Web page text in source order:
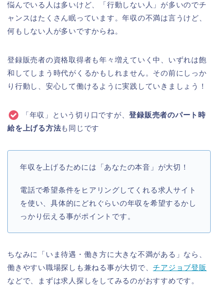
悩んでいる人は多いけど、「行動しない人」が多いのでチ
ャンスはたくさん眠っています。年収の不満は言うけど、
何もしない人が多いですからね。
登録販売者の資格取得者も年々増えていく中、いずれは飽
和してしまう時代がくるかもしれません。その前にしっか
り行動し、安心して働けるように実践していきましょう！
「年収」という切り口ですが、登録販売者のパート時
給を上げる方法も同じです
年収を上げるためには「あなたの本音」が大切！
電話で希望条件をヒアリングしてくれる求人サイト
を使い、具体的にどれぐらいの年収を希望するかし
っかり伝える事がポイントです。
ちなみに「いま待遇・働き方に大きな不満がある」なら、
働きやすい職場探しも兼ねる事が大切で、チアジョブ登販
などで、まずは求人探しをしてみるのがおすすめです。